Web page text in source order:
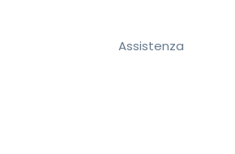
Assistenza